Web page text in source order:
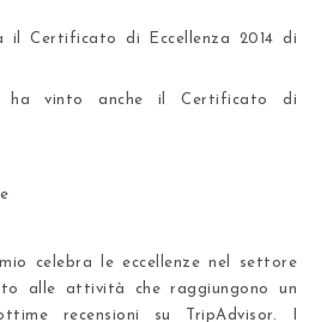
il Certificato di Eccellenza 2014 di
ha vinto anche il Certificato di
celebra le eccellenze nel settore
alle attività che raggiungono un
recensioni su TripAdvisor. I